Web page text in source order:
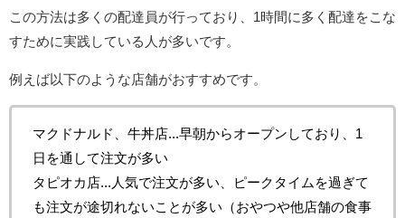
この方法は多くの配達員が行っており、1時間に多く配達をこな
すために実践している人が多いです。
例えば以下のような店舗がおすすめです。
マクドナルド、牛丼店...早朝からオープンしており、1
日を通して注文が多い
タピオカ店...人気で注文が多い、ピークタイムを過ぎて
も注文が途切れないことが多い（おやつや他店舗の食事